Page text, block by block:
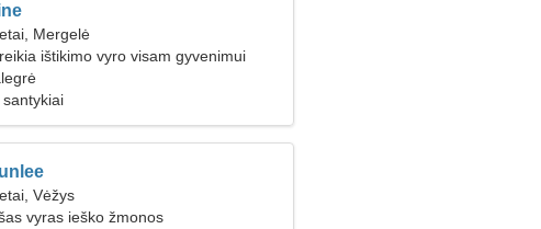
Mergelė
ištikimo vyro visam gyvenimui
santykiai
Vėžys
vyras ieško žmonos